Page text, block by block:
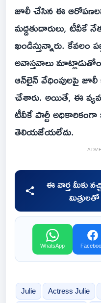
జూలీ చేసిన ఈ
మద్దతుదారులు, టీవీకే
ఖండిస్తున్నారు.
అవాస్తవాలు
ఆన్‌లైన్ వేధింపులపై
చేశారు. అయితే, ఈ
టీవీకే పార్టీ అధికారికంగా
తెలియజేయలేదు.
ఈ వార్త మీకు
WhatsApp
Julie Actress Julie